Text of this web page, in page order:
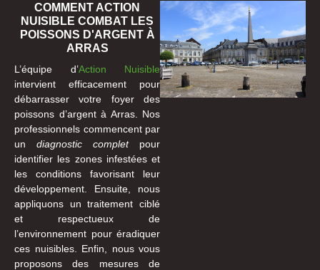
COMMENT ACTION
NUISIBLE COMBAT LES
POISSONS D'ARGENT À
ARRAS
L’équipe d’Action Nuisible
intervient efficacement pour
débarrasser votre foyer des
poissons d’argent à Arras. Nos
professionnels commencent par
un diagnostic completpour
identifier les zones infestées et
les conditions favorisant leur
développement. Ensuite, nous
appliquons un traitement ciblé
et respectueux de
l’environnement pour éradiquer
ces nuisibles. Enfin, nous vous
proposons des mesures de